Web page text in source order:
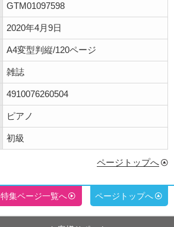
GTM01097598
2020年4月9日
A4変型判縦/120ページ
雑誌
4910076260504
ピアノ
初級
ページトップへ
特集ページ一覧へ ページトップへ